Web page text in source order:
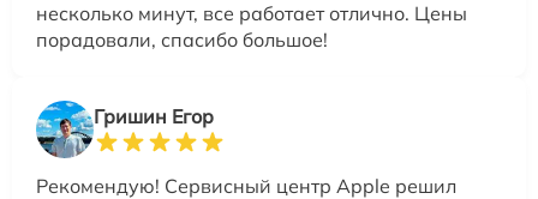
несколько минут, все работает отлично. Цены
порадовали, спасибо большое!
Гришин Егор
Рекомендую! Сервисный центр Apple решил